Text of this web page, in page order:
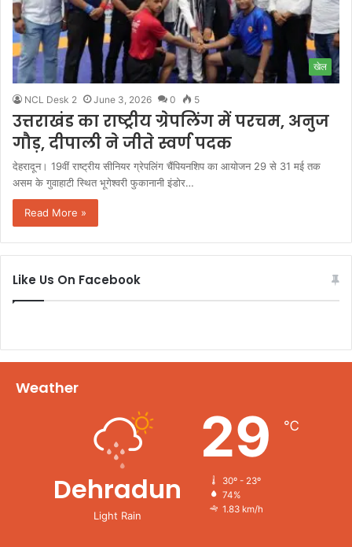
खेल
NCL Desk 2 June 3, 2026 0 5
उत्तराखंड का राष्ट्रीय ग्रेपलिंग में परचम, अनुज
गौड़, दीपाली ने जीते स्वर्ण पदक
देहरादून। 19वीं राष्ट्रीय सीनियर ग्रेपलिंग चैंपियनशिप का आयोजन 29 से 31 मई तक
असम के गुवाहाटी स्थित भूगेश्वरी फुकानानी इंडोर…
Read More »
Like Us On Facebook
Weather
Dehradun
Light Rain
29 ℃
30º - 23º
74%
1.83 km/h